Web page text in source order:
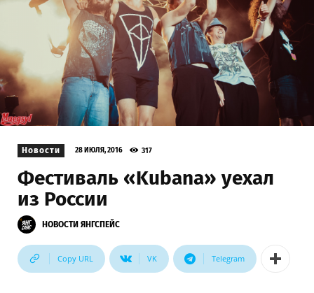
Новости 28 ИЮЛЯ, 2016 317
Фестиваль «Kubana» уехал
из России
НОВОСТИ ЯНГСПЕЙС
Copy URL VK Telegram